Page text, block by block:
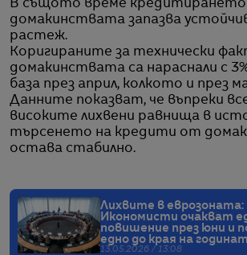
В същото време кредитирането
домакинствата запазва
растеж.
Коригираните за технически
домакинствата са нараснали с
база през април, колкото и през
Данните показват, че въпреки
високите лихвени равнища в
търсенето на кредити от
остава стабилно.
Лихвите в еврозоната:
Икономисти очакват
повишение през юни и
едно до края на
13.05.2026 / 13:08